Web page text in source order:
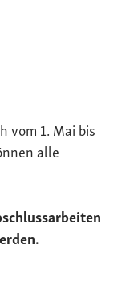
vom 1. Mai bis
alle